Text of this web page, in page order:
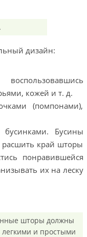
дизайн:
кожей и т. д.
(помпонами),
Бусины
край шторы
понравившейся
их на леску
шторы должны
легкими и простыми